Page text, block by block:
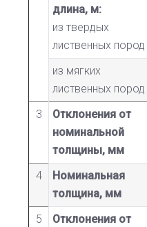
длина, м:
из твердых
лиственных пород
из мягких
лиственных пород
3
Отклонения от
номинальной
толщины, мм
4
Номинальная
толщина, мм
5
Отклонения от